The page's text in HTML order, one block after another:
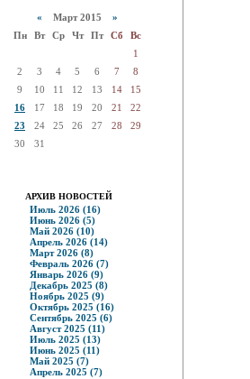
« Март 2015 »
Пн
Вт Ср Чт Пт Сб
Вс
1
2
3 4 5 6 7
8
9
10 11 12 13 14
15
16
17 18 19 20 21
22
23
24 25 26 27 28
29
30
31
АРХИВ НОВОСТЕЙ
Июль 2026 (16)
Июнь 2026 (5)
Май 2026 (10)
Апрель 2026 (14)
Март 2026 (8)
Февраль 2026 (7)
Январь 2026 (9)
Декабрь 2025 (8)
Ноябрь 2025 (9)
Октябрь 2025 (16)
Сентябрь 2025 (6)
Август 2025 (11)
Июль 2025 (13)
Июнь 2025 (11)
Май 2025 (7)
Апрель 2025 (7)